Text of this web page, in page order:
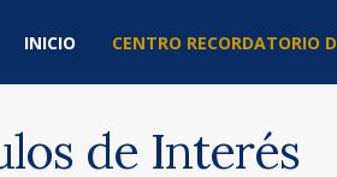
INICIO CENTRO RECORDATORIO
de Interés